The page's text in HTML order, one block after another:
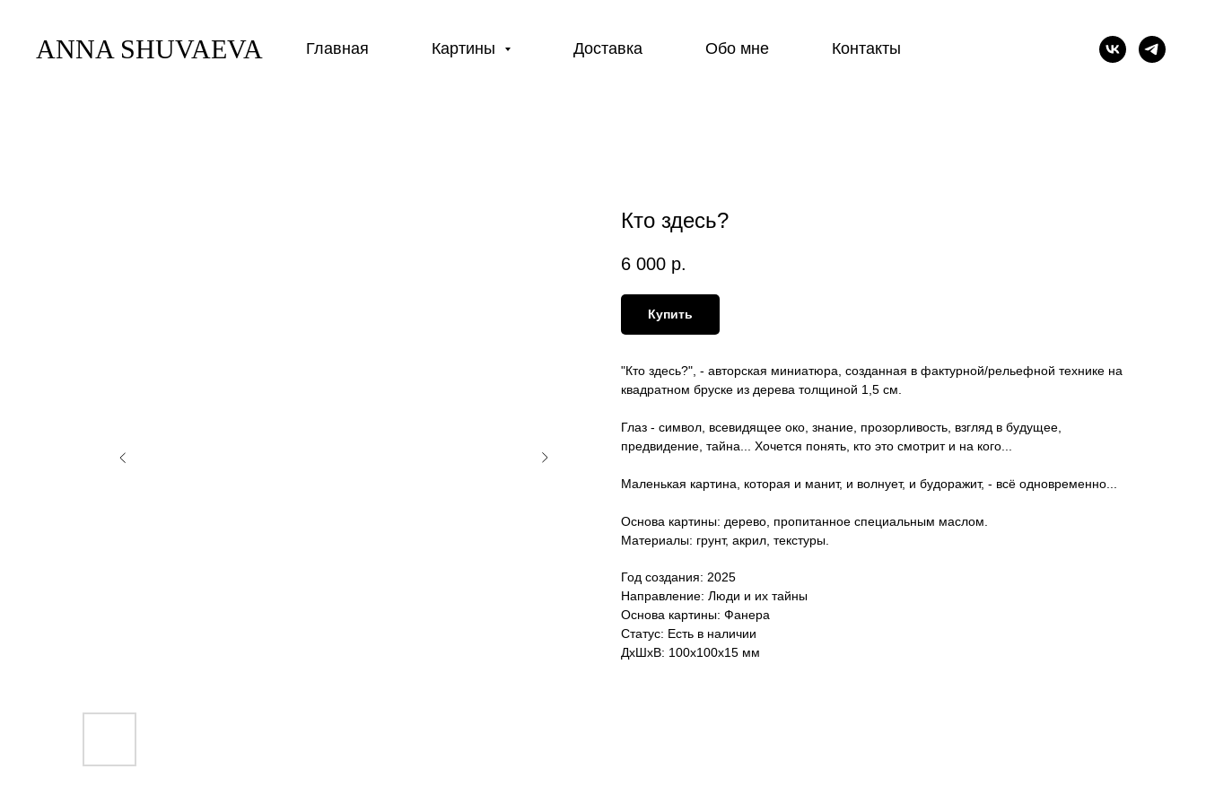
ANNA SHUVAEVA Главная Картины Доставка Обо мне Контакты
Кто здесь?
6 000 р.
Купить
"Кто здесь?", - авторская миниатюра, созданная в фактурной/рельефной технике на
квадратном бруске из дерева толщиной 1,5 см.
Глаз - символ, всевидящее око, знание, прозорливость, взгляд в будущее,
предвидение, тайна... Хочется понять, кто это смотрит и на кого...
Маленькая картина, которая и манит, и волнует, и будоражит, - всё одновременно...
Основа картины: дерево, пропитанное специальным маслом.
Материалы: грунт, акрил, текстуры.
Год создания: 2025
Направление: Люди и их тайны
Основа картины: Фанера
Статус: Есть в наличии
ДxШxВ: 100x100x15 мм